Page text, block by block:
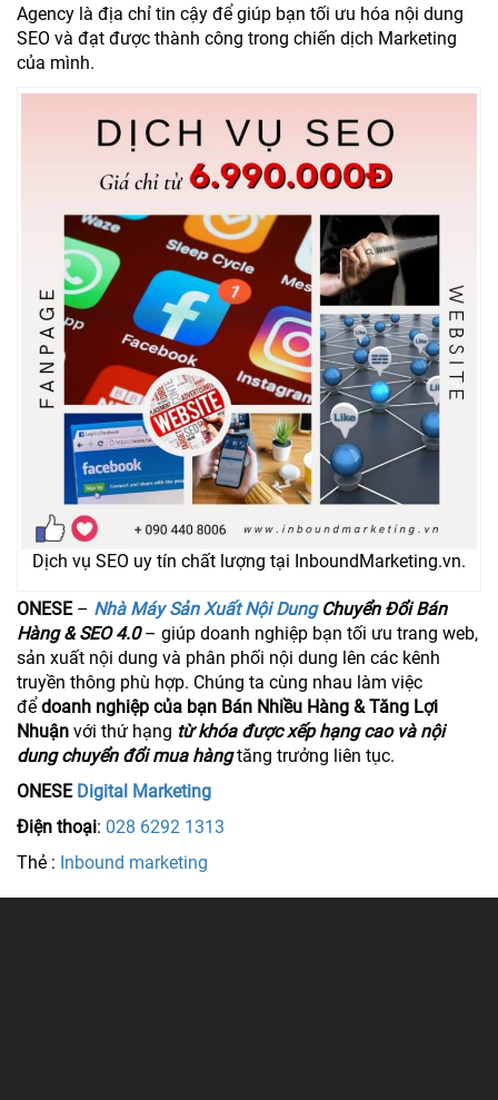
Agency là địa chỉ tin cậy để giúp bạn tối ưu hóa nội dung
SEO và đạt được thành công trong chiến dịch Marketing
của mình.
Dịch vụ SEO uy tín chất lượng tại InboundMarketing.vn.
ONESE– Nhà Máy Sản Xuất Nội DungChuyển Đổi Bán
Hàng & SEO 4.0– giúp doanh nghiệp bạn tối ưu trang web,
sản xuất nội dung và phân phối nội dung lên các kênh
truyền thông phù hợp. Chúng ta cùng nhau làm việc
để doanh nghiệp của bạn Bán Nhiều Hàng & Tăng Lợi
Nhuận với thứ hạng từ khóa được xếp hạng cao và nội
dung chuyển đổi mua hàngtăng trưởng liên tục.
ONESE Digital Marketing
Điện thoại: 028 6292 1313
Thẻ : Inbound marketing